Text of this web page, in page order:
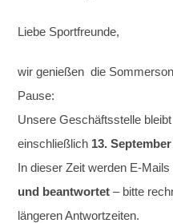
Liebe Sportfreunde,
wir genießen die
Pause:
Unsere Geschäftsstelle
einschließlich 13. September
In dieser Zeit werden E-Mails
und beantwortet – bitte
längeren Antwortzeiten.